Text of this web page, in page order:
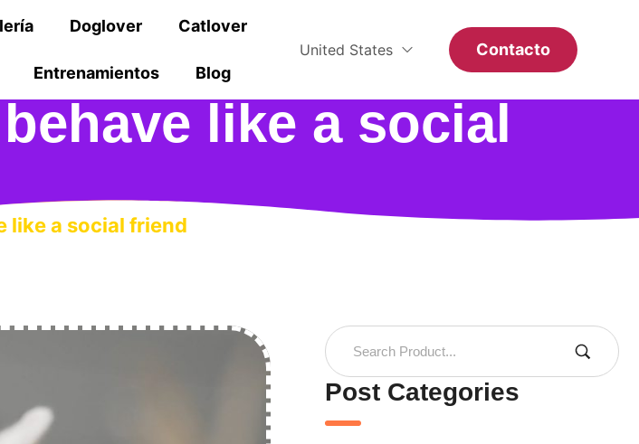
Doglover Catlover
Entrenamientos Blog
United States Contacto
like a social
like a social friend
Post Categories